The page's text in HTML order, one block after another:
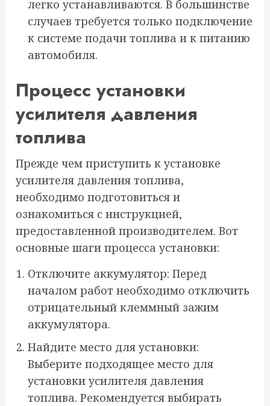
легко устанавливаются. В большинстве
случаев требуется только подключение
к системе подачи топлива и к питанию
автомобиля.
Процесс установки
усилителя давления
топлива
Прежде чем приступить к установке
усилителя давления топлива,
необходимо подготовиться и
ознакомиться с инструкцией,
предоставленной производителем. Вот
основные шаги процесса установки:
Отключите аккумулятор: Перед
началом работ необходимо отключить
отрицательный клеммный зажим
аккумулятора.
Найдите место для установки:
Выберите подходящее место для
установки усилителя давления
топлива. Рекомендуется выбирать